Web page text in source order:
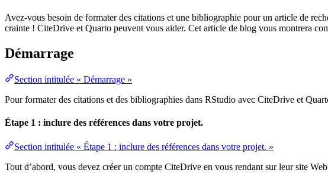
Avez-vous besoin de formater des citations et une bibliographie pour un article de
crainte ! CiteDrive et Quarto peuvent vous aider. Cet article de blog vous montrera
Démarrage
Section intitulée « Démarrage »
Pour formater des citations et des bibliographies dans RStudio avec CiteDrive et
Étape 1 : inclure des références dans votre projet.
Section intitulée « Étape 1 : inclure des références dans votre projet. »
Tout d’abord, vous devez créer un compte CiteDrive en vous rendant sur leur site